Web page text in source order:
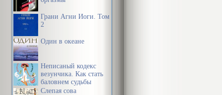
Грани Агни Йоги. Том
2
Один в океане
Неписаный кодекс
везунчика. Как стать
баловнем судьбы
Слепая сова